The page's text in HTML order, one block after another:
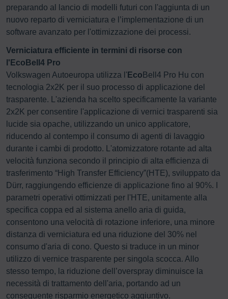
preparando al lancio di modelli futuri con l'aggiunta di un
nuovo reparto di verniciatura e l’implementazione di un
software avanzato per l'ottimizzazione dei processi.
Verniciatura efficiente in termini di risorse con
l'EcoBell4 Pro
Volkswagen Autoeuropa utilizza l' Eco Bell4 Pro Hu con
tecnologia 2x2K per il suo processo di applicazione del
trasparente. L'azienda ha scelto specificamente la variante
2x2K per consentire l'applicazione di vernici trasparenti sia
lucide sia opache, utilizzando un unico applicatore,
riducendo al contempo il consumo di agenti di lavaggio
durante i cambi di prodotto. L'atomizzatore rotante ad alta
velocità funziona secondo il principio di alta efficienza di
trasferimento “High Transfer Efficiency”(HTE), sviluppato da
Dürr, raggiungendo efficienze di applicazione fino al 90%. I
parametri operativi ottimizzati per l'HTE, unitamente alla
specifica coppa ed al sistema anello aria di guida,
consentono una velocità di rotazione inferiore, una minore
distanza di verniciatura ed una riduzione del 30% nel
consumo d'aria di cono. Questo si traduce in un minor
utilizzo di vernice trasparente per singola scocca. Allo
stesso tempo, la riduzione dell’overspray diminuisce la
necessità di trattamento dell'aria, portando ad un
conseguente risparmio energetico aggiuntivo.